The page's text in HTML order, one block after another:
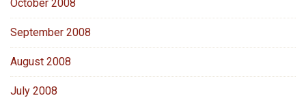
October 2008
September 2008
August 2008
July 2008